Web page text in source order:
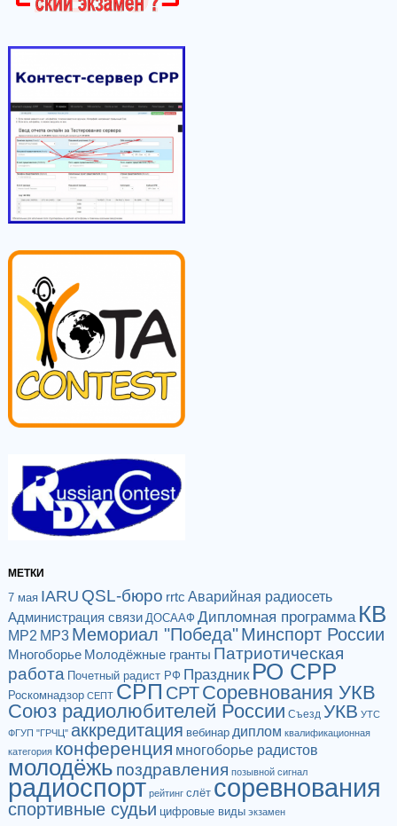
МЕТКИ
7 мая IARU QSL-бюро rrtc Аварийная радиосеть
Администрация связи ДОСААФ Дипломная программа КВ
МР2 МР3 Мемориал "Победа"Минспорт России
Многоборье Молодёжные гранты Патриотическая
работа Почетный радист РФ Праздник РО СРР
Роскомнадзор СЕПТ СРП СРТСоревнования УКВ
Союз радиолюбителей России Съезд УКВ УТС
ФГУП "ГРЧЦ" аккредитация вебинар диплом квалификационная
категория конференция многоборье радистов
молодёжь поздравления позывной сигнал
радиоспорт рейтинг слёт соревнования
спортивные судьи цифровые виды экзамен